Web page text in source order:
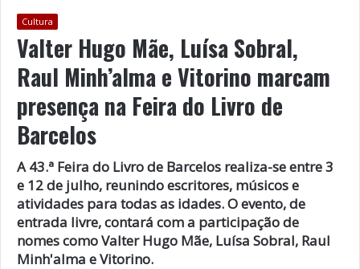
Cultura
Valter Hugo Mãe, Luísa Sobral,
Raul Minh’alma e Vitorino marcam
presença na Feira do Livro de
Barcelos
A 43.ª Feira do Livro de Barcelos realiza-se entre 3
e 12 de julho, reunindo escritores, músicos e
atividades para todas as idades. O evento, de
entrada livre, contará com a participação de
nomes como Valter Hugo Mãe, Luísa Sobral, Raul
Minh'alma e Vitorino.